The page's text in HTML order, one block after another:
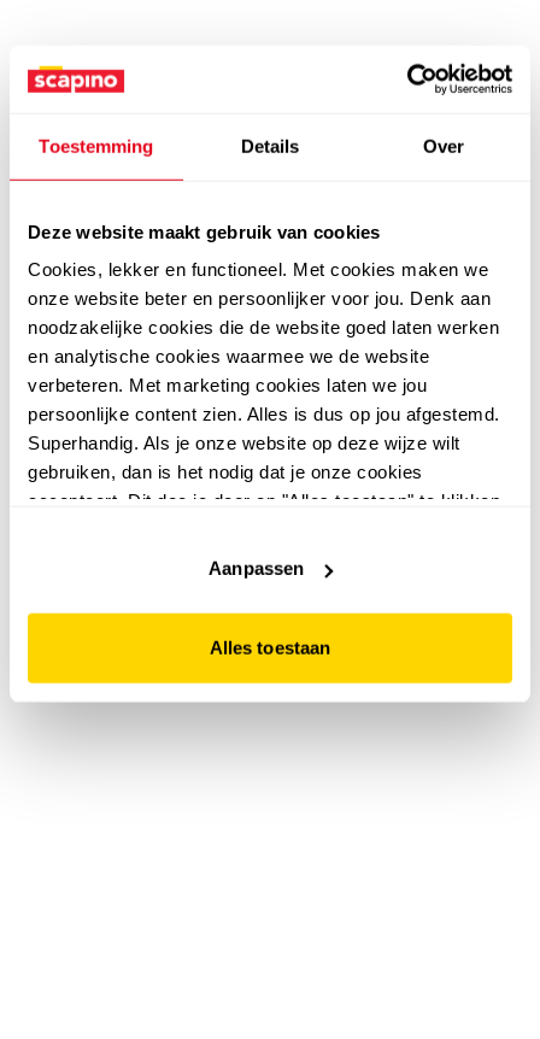
Toestemming Details Over
Deze website maakt gebruik van cookies
Cookies, lekker en functioneel. Met cookies maken we
onze website beter en persoonlijker voor jou. Denk aan
noodzakelijke cookies die de website goed laten werken
en analytische cookies waarmee we de website
verbeteren. Met marketing cookies laten we jou
persoonlijke content zien. Alles is dus op jou afgestemd.
Superhandig. Als je onze website op deze wijze wilt
gebruiken, dan is het nodig dat je onze cookies
accepteert. Dit doe je door op "Alles toestaan" te klikken.
website niet optimaal functioneert.
Aanpassen
Alles toestaan